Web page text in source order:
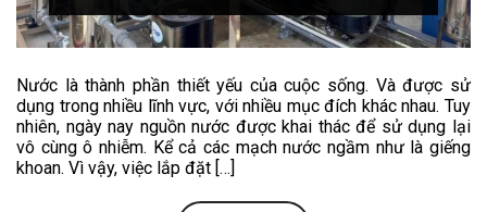
Nước là thành phần thiết yếu của cuộc sống. Và được sử
dụng trong nhiều lĩnh vực, với nhiều mục đích khác nhau. Tuy
nhiên, ngày nay nguồn nước được khai thác để sử dụng lại
vô cùng ô nhiễm. Kể cả các mạch nước ngầm như là giếng
khoan. Vì vậy, việc lắp đặt […]